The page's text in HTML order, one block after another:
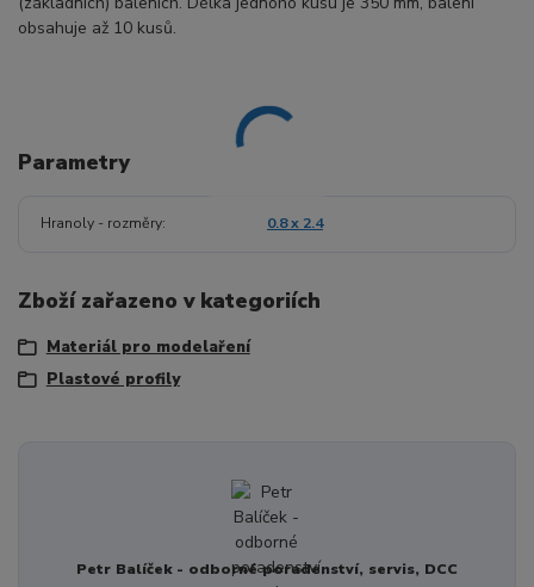
obsahuje až 10 kusů.
Parametry
Hranoly - rozměry 0.8 x 2.4
Zboží zařazeno v kategoriích
Materiál pro modelaření
Plastové profily
Petr Balíček - odborné poradenství, servis, DCC